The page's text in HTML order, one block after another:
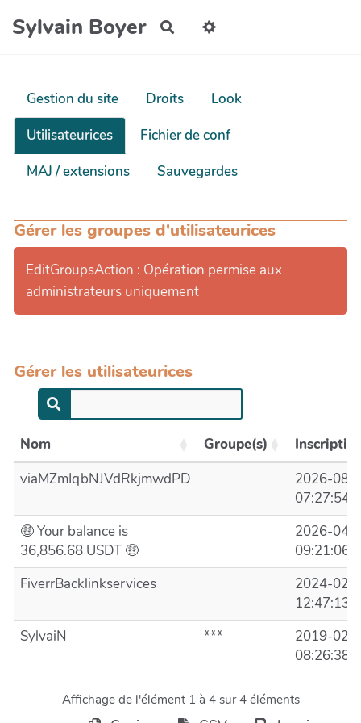
Aller au contenu principal
Sylvain Boyer Rechercher
Gestion du site Droits
Look
Utilisateurices
Fichier de conf
MAJ / extensions
Sauvegardes
Gérer les groupes d'utilisateurices
EditGroupsAction : Opération permise aux
administrateurs uniquement
Gérer les utilisateurices
Nom Groupe(s)
viaMZmIqbNJVdRkjmwdPD
2026-08-
07:27:54
🤑 Your balance is
36,856.68 USDT 🤑
2026-04-
09:21:06
FiverrBacklinkservices
2024-02-
12:47:13
SylvaiN
***
2019-02-
08:26:38
Affichage de l'élément 1 à 4 sur 4 éléments